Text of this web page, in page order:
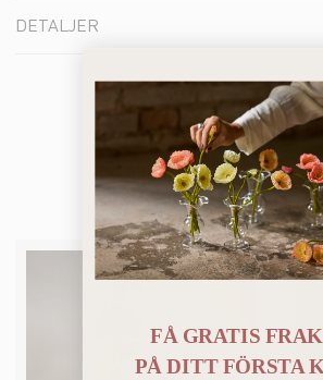
DETALJER
Bästsäljare
FÅ GRATIS
PÅDITT FÖRSTA